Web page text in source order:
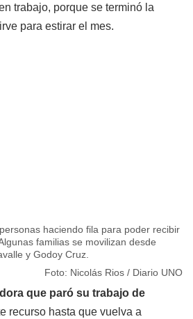
trabajo, porque se terminó la
para estirar el mes.
haciendo fila para poder recibir
familias se movilizan desde
y Godoy Cruz.
Foto: Nicolás Rios / Diario UNO
que paró su trabajo de
recurso hasta que vuelva a